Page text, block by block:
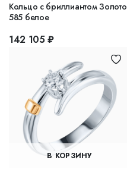
Кольцо с бриллиантом Золото
585 белое
142 105 ₽
В КОРЗИНУ